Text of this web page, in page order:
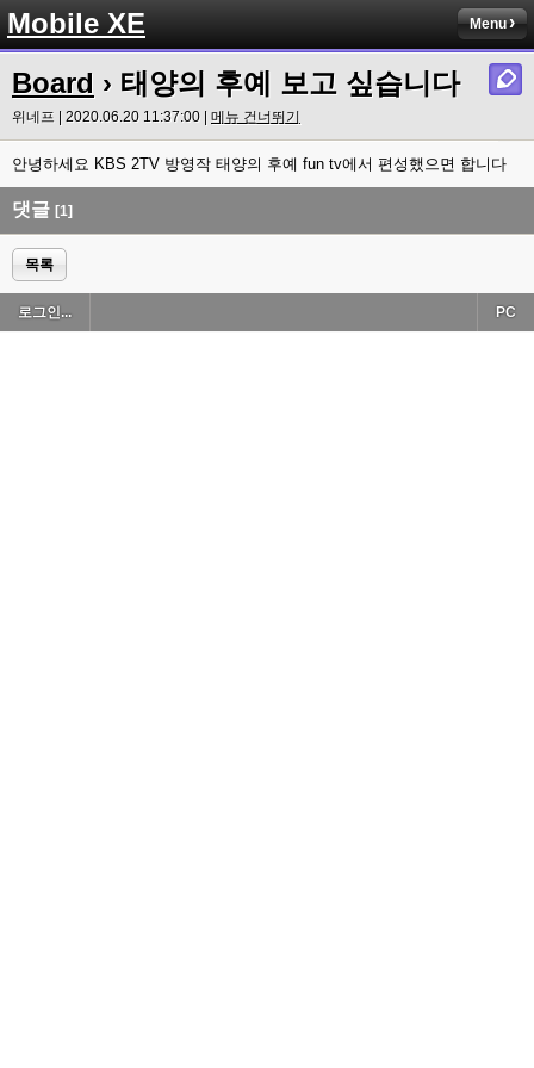
Mobile XE Menu
Board › 태양의 후예 보고 싶습니다
위네프 | 2020.06.20 11:37:00 | 메뉴 건너뛰기
안녕하세요 KBS 2TV 방영작 태양의 후예 fun tv에서 편성했으면 합니다
댓글 [1]
목록
로그인... PC